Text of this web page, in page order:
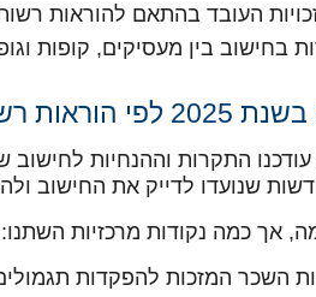
העובד בהתאם להוראות
בחישוב בין מעסיקים, קופות
רשות שוק ההון
החל משנת 2025 עודכנו התקרות וההנחיות
שנועדו לדייק את החישוב
אך כמה נקודות מרכזיות השתנו:
השכר המזכות להפקדות תגמולים